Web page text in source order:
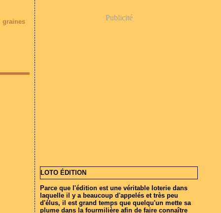
graines
Publicité
LOTO ÉDITION
Parce que l'édition est une véritable loterie dans
laquelle il y a beaucoup d'appelés et très peu
d'élus, il est grand temps que quelqu'un mette sa
plume dans la fourmilière afin de faire connaître